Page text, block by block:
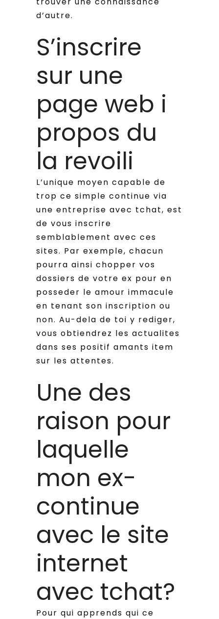
d’autre.
S’inscrire
sur une
page web i
propos du
la revoili
L’unique moyen capable de
trop ce simple continue via
une entreprise avec tchat, est
de vous inscrire
semblablement avec ces
sites. Par exemple, chacun
pourra ainsi chopper vos
dossiers de votre ex pour en
posseder le amour immacule
en tenant son inscription ou
non. Au-dela de toi y rediger,
vous obtiendrez les actualites
dans ses positif amants item
sur les attentes.
Une des
raison pour
laquelle
mon ex-
continue
avec le site
internet
avec tchat?
Pour qui apprends qui ce